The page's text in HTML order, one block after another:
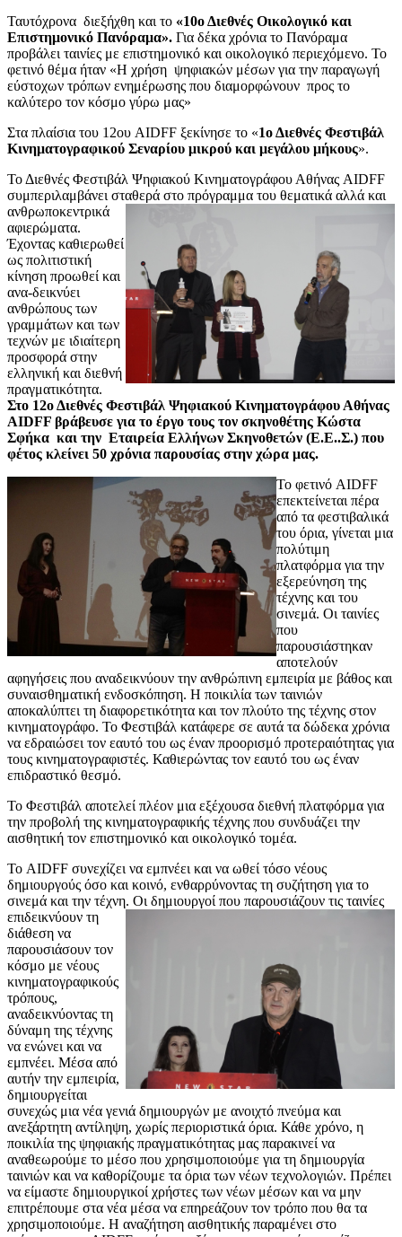
Ταυτόχρονα διεξήχθη και το «10ο Διεθνές Οικολογικό και
Επιστημονικό Πανόραμα». Για δέκα χρόνια το Πανόραμα
προβάλει ταινίες με επιστημονικό και οικολογικό περιεχόμενο. Το
φετινό θέμα ήταν «Η χρήση ψηφιακών μέσων για την παραγωγή
εύστοχων τρόπων ενημέρωσης που διαμορφώνουν προς το
καλύτερο τον κόσμο γύρω μας»
Στα πλαίσια του 12ου AIDFF ξεκίνησε το «1ο Διεθνές Φεστιβάλ
Κινηματογραφικού Σεναρίου μικρού και μεγάλου μήκους».
Το Διεθνές Φεστιβάλ Ψηφιακού Κινηματογράφου Αθήνας AIDFF
συμπεριλαμβάνει σταθερά στο πρόγραμμα του θεματικά αλλά και
ανθρωποκεντρικά
αφιερώματα.
Έχοντας καθιερωθεί
ως πολιτιστική
κίνηση προωθεί και
ανα-δεικνύει
ανθρώπους των
γραμμάτων και των
τεχνών με ιδιαίτερη
προσφορά στην
ελληνική και διεθνή
πραγματικότητα.
Στο 12ο Διεθνές Φεστιβάλ Ψηφιακού Κινηματογράφου Αθήνας
AIDFF βράβευσε για το έργο τους τον σκηνοθέτης Κώστα
Σφήκα και την Εταιρεία Ελλήνων Σκηνοθετών (Ε.Ε..Σ.) που
φέτος κλείνει 50 χρόνια παρουσίας στην χώρα μας.
Το φετινό AIDFF
επεκτείνεται πέρα
από τα φεστιβαλικά
του όρια, γίνεται μια
πολύτιμη
πλατφόρμα για την
εξερεύνηση της
τέχνης και του
σινεμά. Οι ταινίες
που
παρουσιάστηκαν
αποτελούν
αφηγήσεις που αναδεικνύουν την ανθρώπινη εμπειρία με βάθος και
συναισθηματική ενδοσκόπηση. Η ποικιλία των ταινιών
αποκαλύπτει τη διαφορετικότητα και τον πλούτο της τέχνης στον
κινηματογράφο. Το Φεστιβάλ κατάφερε σε αυτά τα δώδεκα χρόνια
να εδραιώσει τον εαυτό του ως έναν προορισμό προτεραιότητας για
τους κινηματογραφιστές. Καθιερώντας τον εαυτό του ως έναν
επιδραστικό θεσμό.
Το Φεστιβάλ αποτελεί πλέον μια εξέχουσα διεθνή πλατφόρμα για
την προβολή της κινηματογραφικής τέχνης που συνδυάζει την
αισθητική τον επιστημονικό και οικολογικό τομέα.
Το AIDFF συνεχίζει να εμπνέει και να ωθεί τόσο νέους
δημιουργούς όσο και κοινό, ενθαρρύνοντας τη συζήτηση για το
σινεμά και την τέχνη. Οι δημιουργοί που παρουσιάζουν τις ταινίες
επιδεικνύουν τη
διάθεση να
παρουσιάσουν τον
κόσμο με νέους
κινηματογραφικούς
τρόπους,
αναδεικνύοντας τη
δύναμη της τέχνης
να ενώνει και να
εμπνέει. Μέσα από
αυτήν την εμπειρία,
δημιουργείται
συνεχώς μια νέα γενιά δημιουργών με ανοιχτό πνεύμα και
ανεξάρτητη αντίληψη, χωρίς περιοριστικά όρια. Κάθε χρόνο, η
ποικιλία της ψηφιακής πραγματικότητας μας παρακινεί να
αναθεωρούμε το μέσο που χρησιμοποιούμε για τη δημιουργία
ταινιών και να καθορίζουμε τα όρια των νέων τεχνολογιών. Πρέπει
να είμαστε δημιουργικοί χρήστες των νέων μέσων και να μην
επιτρέπουμε στα νέα μέσα να επηρεάζουν τον τρόπο που θα τα
χρησιμοποιούμε. Η αναζήτηση αισθητικής παραμένει στο